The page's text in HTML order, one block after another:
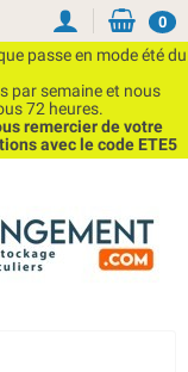
passe en mode été du
par semaine et nous
72 heures.
remercier de votre
avec le code ETE5
0